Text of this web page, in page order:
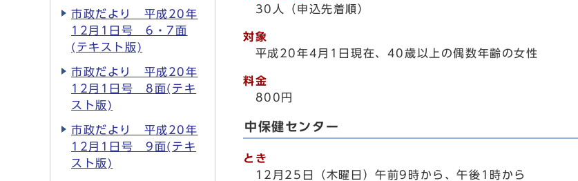
30人（申込先着順）
対象
平成20年4月1日現在、40歳以上の偶数年齢の女性
料金
800円
中保健センター
とき
12月25日（木曜日）午前9時から、午後1時から
市政だより 平成20年
12月1日号 6・7面
(テキスト版)
市政だより 平成20年
12月1日号 8面(テキ
スト版)
市政だより 平成20年
12月1日号 9面(テキ
スト版)